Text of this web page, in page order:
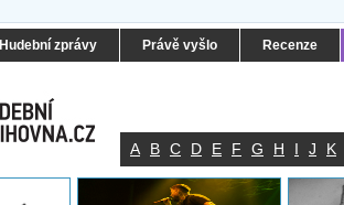
Hudební zprávy Právě vyšlo Recenze
A B C D E F G H I J K